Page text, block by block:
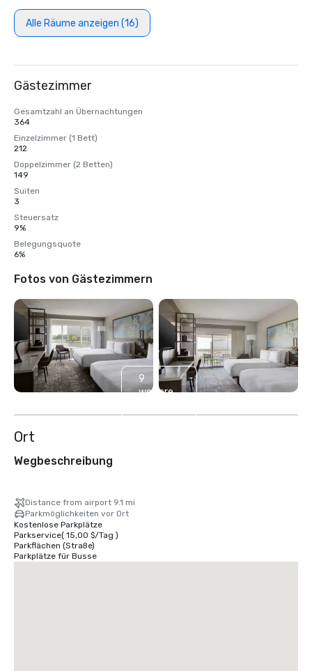
Alle Räume anzeigen (16)
Gästezimmer
Gesamtzahl an Übernachtungen
364
Einzelzimmer (1 Bett)
212
Doppelzimmer (2 Betten)
149
Suiten
3
Steuersatz
9%
Belegungsquote
6%
Fotos von Gästezimmern
9
weitere
Ort
Wegbeschreibung
Distance from airport 9.1 mi
Parkmöglichkeiten vor Ort
Kostenlose Parkplätze
Parkservice( 15,00 $/Tag )
Parkflächen (Straße)
Parkplätze für Busse